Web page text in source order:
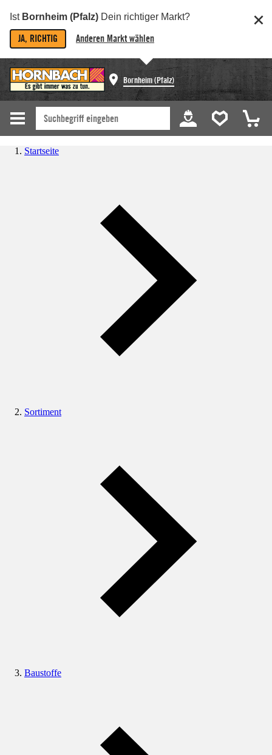
Ist Bornheim (Pfalz) Dein richtiger Markt?
JA, RICHTIG Anderen Markt wählen
Bornheim (Pfalz)
Startseite
Sortiment
Baustoffe